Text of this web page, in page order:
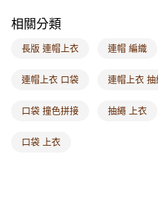
每筆NT$60，滿NT$1,000(含以上)
海外配送-港/澳/新/馬/泰國專屬
海外配送-其他亞洲地區
相關分類
長版 連帽上衣 連帽 編織
連帽上衣 口袋 連帽上衣 抽
口袋 撞色拼接 抽繩 上衣
口袋 上衣